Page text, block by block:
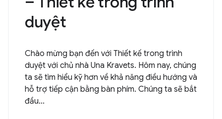
duyệt
Chào mừng bạn đến với Thiết kế trong trình
duyệt với chủ nhà Una Kravets. Hôm nay, chúng
ta sẽ tìm hiểu kỹ hơn về khả năng điều hướng và
hỗ trợ tiếp cận bằng bàn phím. Chúng ta sẽ bắt
đầu...